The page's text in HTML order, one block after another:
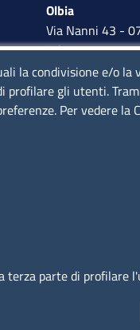
Olbia
Via Nanni 43 -
Tel. 0789
mail:
lunedì al
È un servizio
la condivisione e/o la
profilare gli utenti.
Per vedere la
terza parte di profilare